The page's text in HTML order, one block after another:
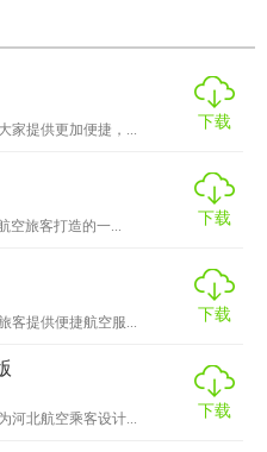
。
确可靠。
安全。
用户体验。
操作简便的航空服务应用，无
理值机手续，都能在短时间
家提供更加便捷，...
下载
空旅客打造的一...
下载
客提供便捷航空服...
下载
河北航空乘客设计...
下载